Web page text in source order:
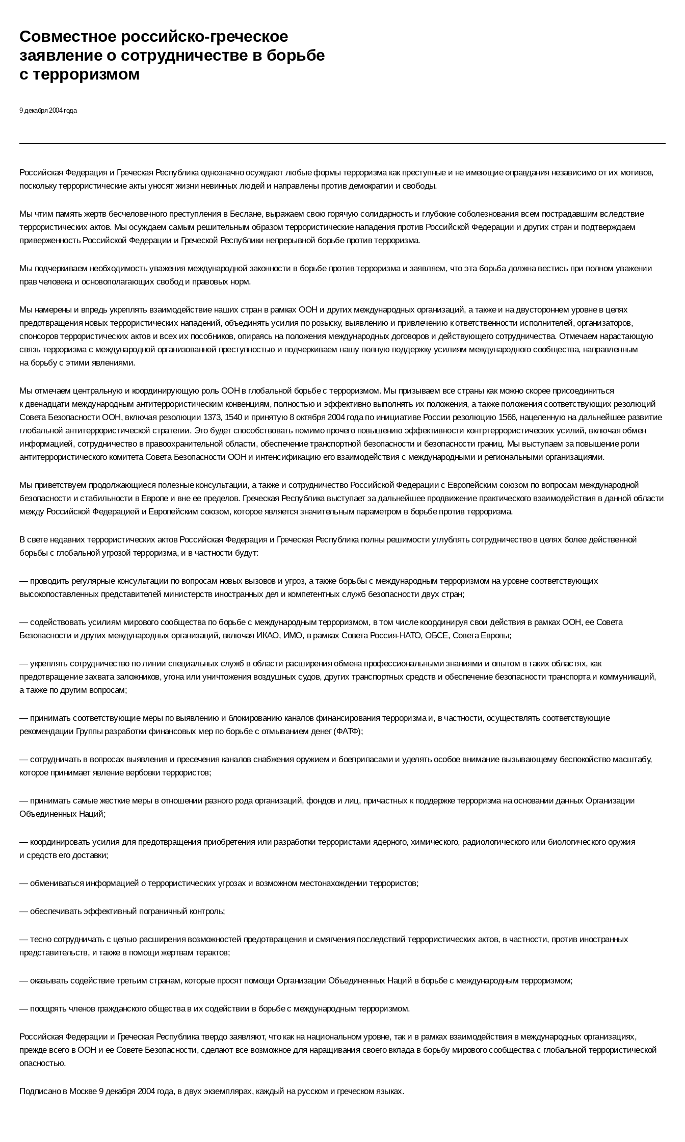
Совместное российско-греческое
заявление о сотрудничестве в борьбе
с терроризмом
9 декабря 2004 года
Российская Федерация и Греческая Республика однозначно осуждают любые формы терроризма как преступные и не имеющие оправдания независимо от их мотивов,
поскольку террористические акты уносят жизни невинных людей и направлены против демократии и свободы.
Мы чтим память жертв бесчеловечного преступления в Беслане, выражаем свою горячую солидарность и глубокие соболезнования всем пострадавшим вследствие
террористических актов. Мы осуждаем самым решительным образом террористические нападения против Российской Федерации и других стран и подтверждаем
приверженность Российской Федерации и Греческой Республики непрерывной борьбе против терроризма.
Мы подчеркиваем необходимость уважения международной законности в борьбе против терроризма и заявляем, что эта борьба должна вестись при полном уважении
прав человека и основополагающих свобод и правовых норм.
Мы намерены и впредь укреплять взаимодействие наших стран в рамках ООН и других международных организаций, а также и на двустороннем уровне в целях
предотвращения новых террористических нападений, объединять усилия по розыску, выявлению и привлечению к ответственности исполнителей, организаторов,
спонсоров террористических актов и всех их пособников, опираясь на положения международных договоров и действующего сотрудничества. Отмечаем нарастающую
связь терроризма с международной организованной преступностью и подчеркиваем нашу полную поддержку усилиям международного сообщества, направленным
на борьбу с этими явлениями.
Мы отмечаем центральную и координирующую роль ООН в глобальной борьбе с терроризмом. Мы призываем все страны как можно скорее присоединиться
к двенадцати международным антитеррористическим конвенциям, полностью и эффективно выполнять их положения, а также положения соответствующих резолюций
Совета Безопасности ООН, включая резолюции 1373, 1540 и принятую 8 октября 2004 года по инициативе России резолюцию 1566, нацеленную на дальнейшее развитие
глобальной антитеррористической стратегии. Это будет способствовать помимо прочего повышению эффективности контртеррористических усилий, включая обмен
информацией, сотрудничество в правоохранительной области, обеспечение транспортной безопасности и безопасности границ. Мы выступаем за повышение роли
антитеррористического комитета Совета Безопасности ООН и интенсификацию его взаимодействия с международными и региональными организациями.
Мы приветствуем продолжающиеся полезные консультации, а также и сотрудничество Российской Федерации с Европейским союзом по вопросам международной
безопасности и стабильности в Европе и вне ее пределов. Греческая Республика выступает за дальнейшее продвижение практического взаимодействия в данной области
между Российской Федерацией и Европейским союзом, которое является значительным параметром в борьбе против терроризма.
В свете недавних террористических актов Российская Федерация и Греческая Республика полны решимости углублять сотрудничество в целях более действенной
борьбы с глобальной угрозой терроризма, и в частности будут:
— проводить регулярные консультации по вопросам новых вызовов и угроз, а также борьбы с международным терроризмом на уровне соответствующих
высокопоставленных представителей министерств иностранных дел и компетентных служб безопасности двух стран;
— содействовать усилиям мирового сообщества по борьбе с международным терроризмом, в том числе координируя свои действия в рамках ООН, ее Совета
Безопасности и других международных организаций, включая ИКАО, ИМО, в рамках Совета Россия-НАТО, ОБСЕ, Совета Европы;
— укреплять сотрудничество по линии специальных служб в области расширения обмена профессиональными знаниями и опытом в таких областях, как
предотвращение захвата заложников, угона или уничтожения воздушных судов, других транспортных средств и обеспечение безопасности транспорта и коммуникаций,
а также по другим вопросам;
— принимать соответствующие меры по выявлению и блокированию каналов финансирования терроризма и, в частности, осуществлять соответствующие
рекомендации Группы разработки финансовых мер по борьбе с отмыванием денег (ФАТФ);
— сотрудничать в вопросах выявления и пресечения каналов снабжения оружием и боеприпасами и уделять особое внимание вызывающему беспокойство масштабу,
которое принимает явление вербовки террористов;
— принимать самые жесткие меры в отношении разного рода организаций, фондов и лиц, причастных к поддержке терроризма на основании данных Организации
Объединенных Наций;
— координировать усилия для предотвращения приобретения или разработки террористами ядерного, химического, радиологического или биологического оружия
и средств его доставки;
— обмениваться информацией о террористических угрозах и возможном местонахождении террористов;
— обеспечивать эффективный пограничный контроль;
— тесно сотрудничать с целью расширения возможностей предотвращения и смягчения последствий террористических актов, в частности, против иностранных
представительств, и также в помощи жертвам терактов;
— оказывать содействие третьим странам, которые просят помощи Организации Объединенных Наций в борьбе с международным терроризмом;
— поощрять членов гражданского общества в их содействии в борьбе с международным терроризмом.
Российская Федерации и Греческая Республика твердо заявляют, что как на национальном уровне, так и в рамках взаимодействия в международных организациях,
прежде всего в ООН и ее Совете Безопасности, сделают все возможное для наращивания своего вклада в борьбу мирового сообщества с глобальной террористической
опасностью.
Подписано в Москве 9 декабря 2004 года, в двух экземплярах, каждый на русском и греческом языках.